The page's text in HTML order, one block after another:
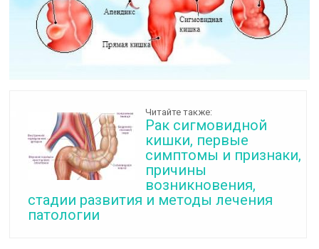
Читайте также:
Рак сигмовидной
кишки, первые
симптомы и признаки,
причины
возникновения,
стадии развития и методы лечения
патологии